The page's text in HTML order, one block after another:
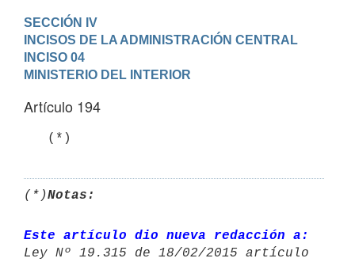
SECCIÓN IV
INCISOS DE LA ADMINISTRACIÓN CENTRAL
INCISO 04
MINISTERIO DEL INTERIOR
Artículo 194
   (*)
(*)Notas:
Este artículo dio nueva redacción a: